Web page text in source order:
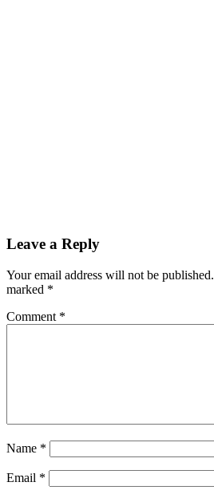
Leave a Reply
Your email address will not be published.
marked *
Comment *
Name *
Email *